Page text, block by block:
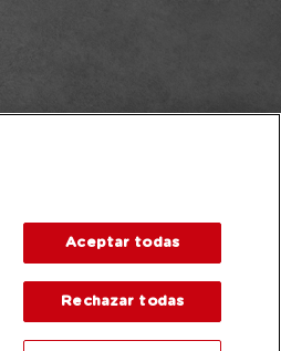
Aceptar todas
Rechazar todas